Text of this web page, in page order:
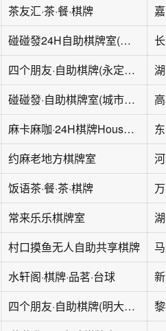
茶友汇·茶·餐·棋牌
碰碰發24H自助棋牌室(上河国际商业广场A区1店)
四个朋友·自助棋牌(永定小区店)
碰碰發·自助棋牌室(城市之光2店)
麻卡麻咖·24H棋牌House(宽寓店)
约麻老地方棋牌室
饭语茶·餐·茶·棋牌
常来乐乐棋牌室
村口摸鱼无人自助共享棋牌
水轩阁·棋牌·品茗·台球
四个朋友·自助棋牌(明大佳园店)